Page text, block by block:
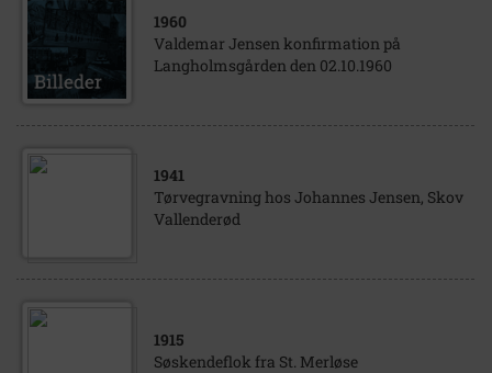
1960
Valdemar Jensen konfirmation på
Langholmsgården den 02.10.1960
1941
Tørvegravning hos Johannes Jensen, Skov
Vallenderød
1915
Søskendeflok fra St. Merløse